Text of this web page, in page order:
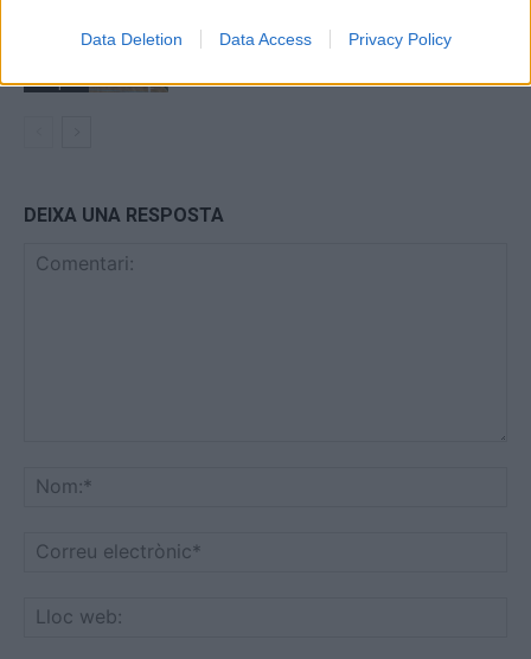
Data Deletion Data Access Privacy Policy
Bàsquet
abril 19, 2026
DEIXA UNA RESPOSTA